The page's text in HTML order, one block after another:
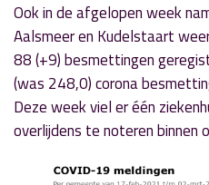
Ook in de afgelopen week
Aalsmeer en Kudelstaart
88 (+9) besmettingen
(was 248,0) corona
Deze week viel er één
overlijdens te noteren binnen